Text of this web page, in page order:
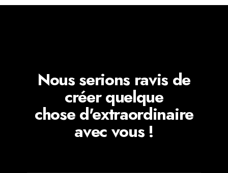
Nous serions ravis de
créer quelque
chose d'extraordinaire
avec vous !